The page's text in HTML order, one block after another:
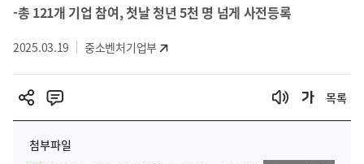
-총 121개 기업 참여, 첫날 청년 5천 명 넘게 사전등록
2025.03.19 중소벤처기업부
목록
첨부파일